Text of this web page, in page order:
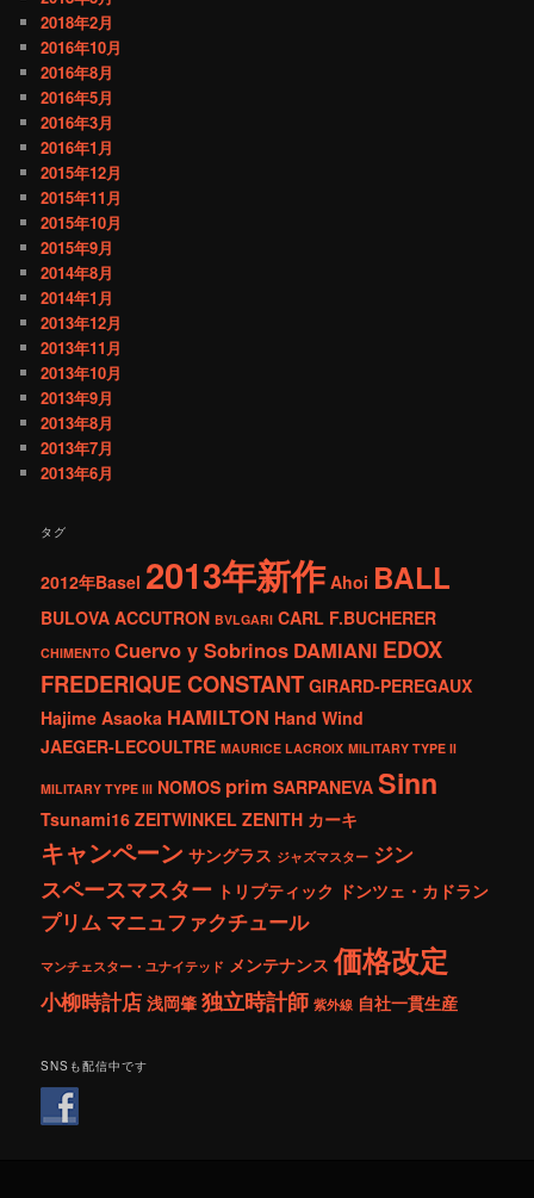
2018年2月
2016年10月
2016年8月
2016年5月
2016年3月
2016年1月
2015年12月
2015年11月
2015年10月
2015年9月
2014年8月
2014年1月
2013年12月
2013年11月
2013年10月
2013年9月
2013年8月
2013年7月
2013年6月
タグ
2012年Basel 2013年新作 Ahoi BALL
BULOVA ACCUTRON BVLGARI CARL F.BUCHERER
CHIMENTO Cuervo y Sobrinos DAMIANI EDOX
FREDERIQUE CONSTANT GIRARD-PEREGAUX
Hajime Asaoka HAMILTON Hand Wind
JAEGER-LECOULTRE MAURICE LACROIX MILITARY TYPE ll
MILITARY TYPE lll NOMOS prim SARPANEVA Sinn
Tsunami16 ZEITWINKEL ZENITH カーキ
キャンペーン サングラス ジャズマスター ジン
スペースマスター トリプティック ドンツェ・カドラン
プリム マニュファクチュール
マンチェスター・ユナイテッド メンテナンス 価格改定
小柳時計店 浅岡肇 独立時計師 紫外線 自社一貫生産
SNSも配信中です